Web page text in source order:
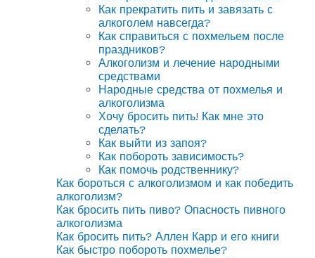
Как прекратить пить и завязать с
алкоголем навсегда?
Как справиться с похмельем после
праздников?
Алкоголизм и лечение народными
средствами
Народные средства от похмелья и
алкоголизма
Хочу бросить пить! Как мне это
сделать?
Как выйти из запоя?
Как побороть зависимость?
Как помочь родственнику?
Как бороться с алкоголизмом и как победить
алкоголизм?
Как бросить пить пиво? Опасность пивного
алкоголизма
Как бросить пить? Аллен Карр и его книги
Как быстро побороть похмелье?